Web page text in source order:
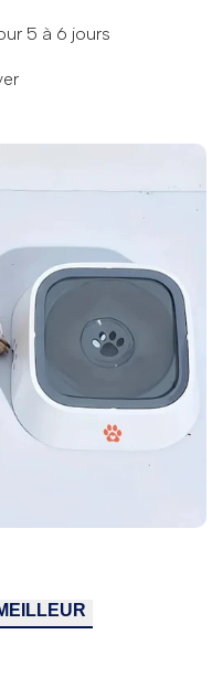
5 à 6 jours